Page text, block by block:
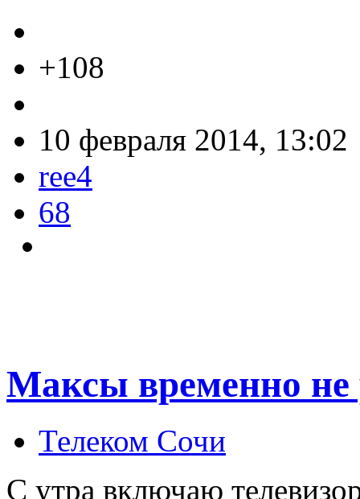
+108
10 февраля 2014, 13:02
ree4
68
Максы временно не
Телеком Сочи
С утра включаю